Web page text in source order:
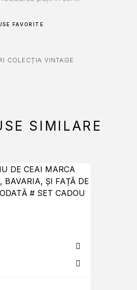
FAVORITE
COLECȚIA VINTAGE
SIMILARE